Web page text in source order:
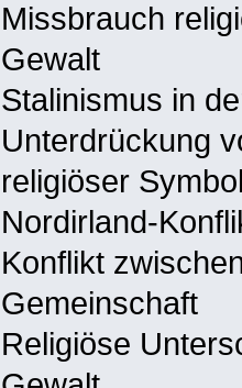
Missbrauch
Gewalt
Stalinismus in
Unterdrückung
religiöser
Nordirland-
Konflikt
Gemeinschaft
Religiöse